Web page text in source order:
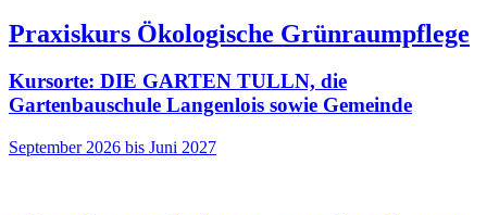
Praxiskurs Ökologische Grünraumpflege
Kursorte: DIE GARTEN TULLN, die
Gartenbauschule Langenlois sowie Gemeinde
September 2026 bis Juni 2027